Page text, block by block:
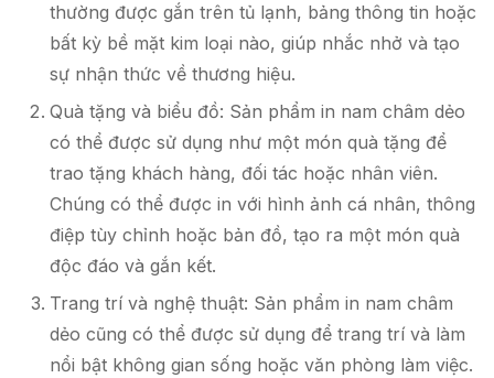
thường được gắn trên tủ lạnh, bảng thông tin hoặc
bất kỳ bề mặt kim loại nào, giúp nhắc nhở và tạo
sự nhận thức về thương hiệu.
Quà tặng và biểu đồ: Sản phẩm in nam châm dẻo
có thể được sử dụng như một món quà tặng để
trao tặng khách hàng, đối tác hoặc nhân viên.
Chúng có thể được in với hình ảnh cá nhân, thông
điệp tùy chỉnh hoặc bản đồ, tạo ra một món quà
độc đáo và gắn kết.
Trang trí và nghệ thuật: Sản phẩm in nam châm
dẻo cũng có thể được sử dụng để trang trí và làm
nổi bật không gian sống hoặc văn phòng làm việc.